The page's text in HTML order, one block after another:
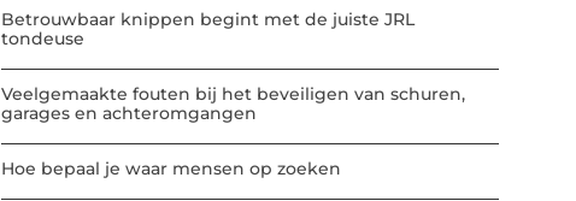
Betrouwbaar knippen begint met de juiste JRL
tondeuse
Veelgemaakte fouten bij het beveiligen van schuren,
garages en achteromgangen
Hoe bepaal je waar mensen op zoeken